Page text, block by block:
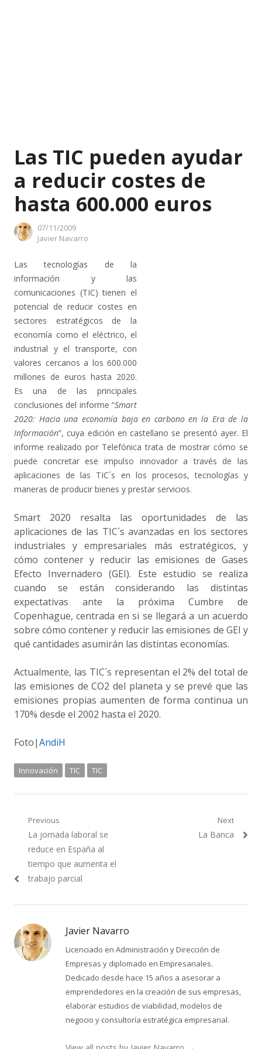
Las TIC pueden ayudar
a reducir costes de
hasta 600.000 euros
07/11/2009
Author
Javier Navarro
Las tecnologías de la
información y las
comunicaciones (TIC) tienen el
potencial de reducir costes en
sectores estratégicos de la
economía como el eléctrico, el
industrial y el transporte, con
valores cercanos a los 600.000
millones de euros hasta 2020.
Es una de las principales
conclusiones del informe “Smart
2020: Hacia una economía baja en carbono en la Era de la
Información”, cuya edición en castellano se presentó ayer. El
informe realizado por Telefónica trata de mostrar cómo se
puede concretar ese impulso innovador a través de las
aplicaciones de las TIC´s en los procesos, tecnologías y
maneras de producir bienes y prestar servicios.
Smart 2020 resalta las oportunidades de las
aplicaciones de las TIC´s avanzadas en los sectores
industriales y empresariales más estratégicos, y
cómo contener y reducir las emisiones de Gases
Efecto Invernadero (GEI). Este estudio se realiza
cuando se están considerando las distintas
expectativas ante la próxima Cumbre de
Copenhague, centrada en si se llegará a un acuerdo
sobre cómo contener y reducir las emisiones de GEI y
qué cantidades asumirán las distintas economías.
Actualmente, las TIC´s representan el 2% del total de
las emisiones de CO2 del planeta y se prevé que las
emisiones propias aumenten de forma continua un
170% desde el 2002 hasta el 2020.
Foto|AndiH
Innovación TIC TIC
Navegación
de
entradas
Previous
Previous
post:
La jornada laboral se
reduce en España al
tiempo que aumenta el
trabajo parcial
Next
Next
La Banca
Javier Navarro
Licenciado en Administración y Dirección de
Empresas y diplomado en Empresariales.
Dedicado desde hace 15 años a asesorar a
emprendedores en la creación de sus empresas,
elaborar estudios de viabilidad, modelos de
negocio y consultoría estratégica empresarial.